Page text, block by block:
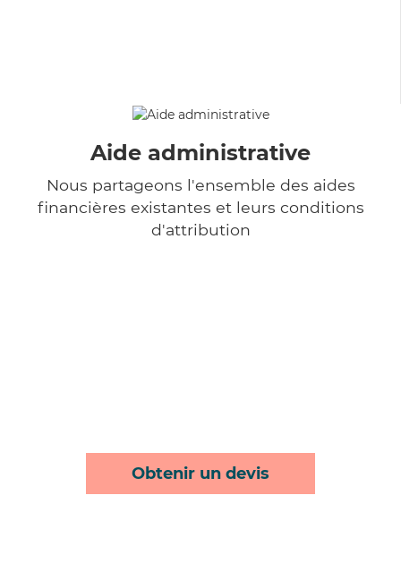
Aide administrative
Nous partageons l'ensemble des aides
financières existantes et leurs conditions
d'attribution
Obtenir un devis